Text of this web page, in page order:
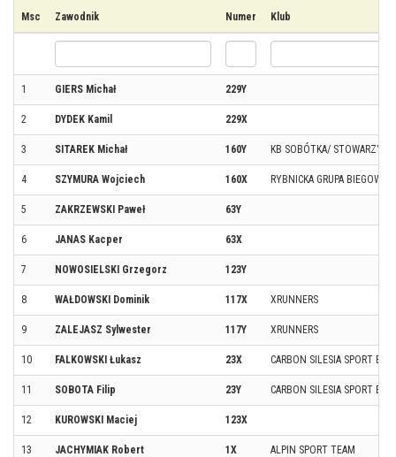
Msc Zawodnik Numer Klub
1 GIERS Michał 229Y
2 DYDEK Kamil 229X
3 SITAREK Michał 160Y KB SOBÓTKA/
4 SZYMURA Wojciech 160X RYBNICKA GRUPA BIEGOWA
5 ZAKRZEWSKI Paweł 63Y
6 JANAS Kacper 63X
7 NOWOSIELSKI Grzegorz 123Y
8 WAŁDOWSKI Dominik 117X XRUNNERS
9 ZALEJASZ Sylwester 117Y XRUNNERS
10 FALKOWSKI Łukasz 23X CARBON SILESIA SPORT BY
11 SOBOTA Filip 23Y CARBON SILESIA SPORT BY
12 KUROWSKI Maciej 123X
13 JACHYMIAK Robert 1X ALPIN SPORT TEAM